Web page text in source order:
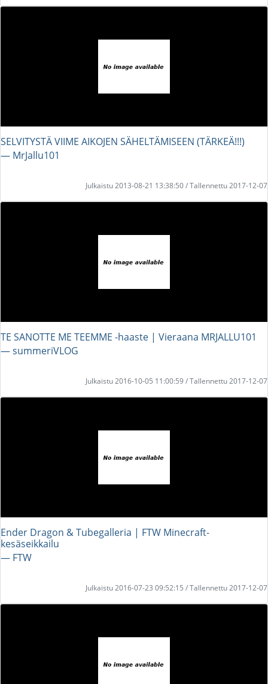
SELVITYSTÄ VIIME AIKOJEN SÄHELTÄMISEEN (TÄRKEÄ!!!)
― MrJallu101
Julkaistu 2013-08-21 13:38:50 / Tallennettu 2017-12-07
TE SANOTTE ME TEEMME -haaste | Vieraana MRJALLU101
― summeriVLOG
Julkaistu 2016-10-05 11:00:59 / Tallennettu 2017-12-07
Ender Dragon & Tubegalleria | FTW Minecraft-
kesäseikkailu
― FTW
Julkaistu 2016-07-23 09:52:15 / Tallennettu 2017-12-07